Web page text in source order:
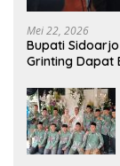
Mei 22, 2026
Bupati
Grinting Dapat